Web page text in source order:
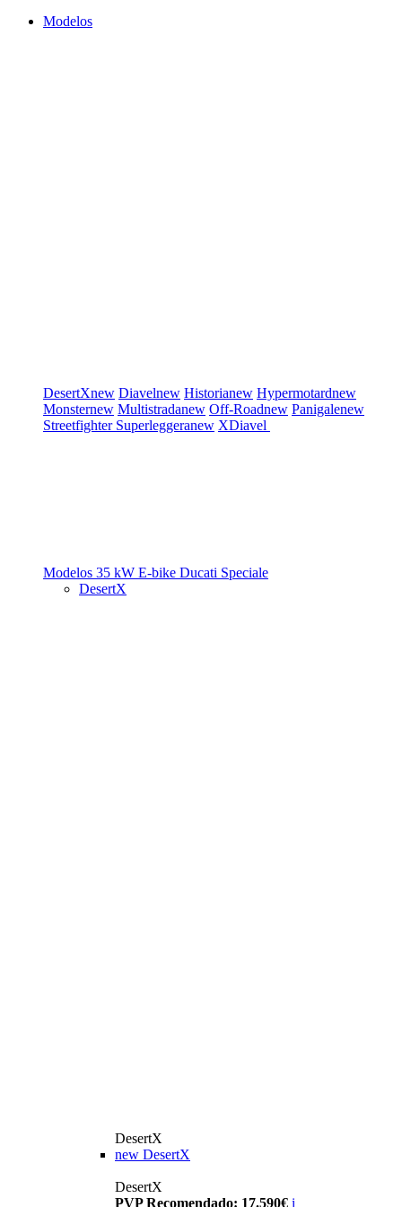
Modelos
DesertXnew Diavelnew Historianew Hypermotardnew
Monsternew Multistradanew Off-Roadnew Panigalenew
Streetfighter Superleggeranew XDiavel
Modelos 35 kW E-bike Ducati Speciale
DesertX
DesertX
new DesertX
DesertX
PVP Recomendado: 17.590€ i